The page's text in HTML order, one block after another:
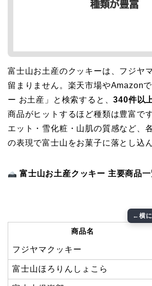
富士山お土産のクッキーは、フジヤ
留まりません。楽天市場やAmazon
ー お土産」と検索すると、340件以
商品がヒットするほど種類は豊富で
エット・雪化粧・山肌の質感など、
の表現で富士山をお菓子に落とし込
富士山お土産クッキー 主要商品
商品名
フジヤマクッキー
富士山ほろりんしょこら